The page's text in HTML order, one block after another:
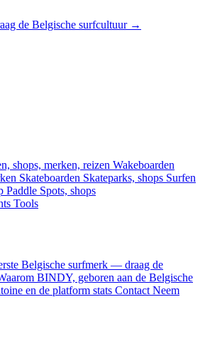
de Belgische surfcultuur →
shops, merken, reizen Wakeboarden
Skateboarden Skateparks, shops Surfen
Paddle Spots, shops
Tools
Belgische surfmerk — draag de
BINDY, geboren aan de Belgische
en de platform stats Contact Neem